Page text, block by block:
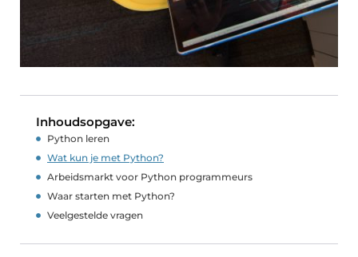
Inhoudsopgave:
Python leren
Wat kun je met Python?
Arbeidsmarkt voor Python programmeurs
Waar starten met Python?
Veelgestelde vragen